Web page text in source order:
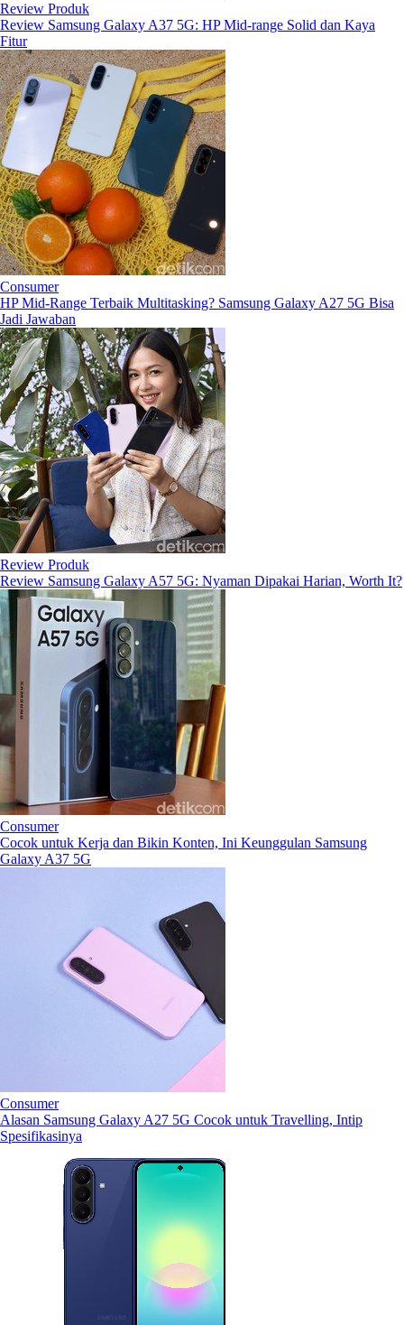
Review Produk
Review Samsung Galaxy A37 5G: HP Mid-range Solid dan Kaya
Fitur
Consumer
HP Mid-Range Terbaik Multitasking? Samsung Galaxy A27 5G Bisa
Jadi Jawaban
Review Produk
Review Samsung Galaxy A57 5G: Nyaman Dipakai Harian, Worth It?
Consumer
Cocok untuk Kerja dan Bikin Konten, Ini Keunggulan Samsung
Galaxy A37 5G
Consumer
Alasan Samsung Galaxy A27 5G Cocok untuk Travelling, Intip
Spesifikasinya